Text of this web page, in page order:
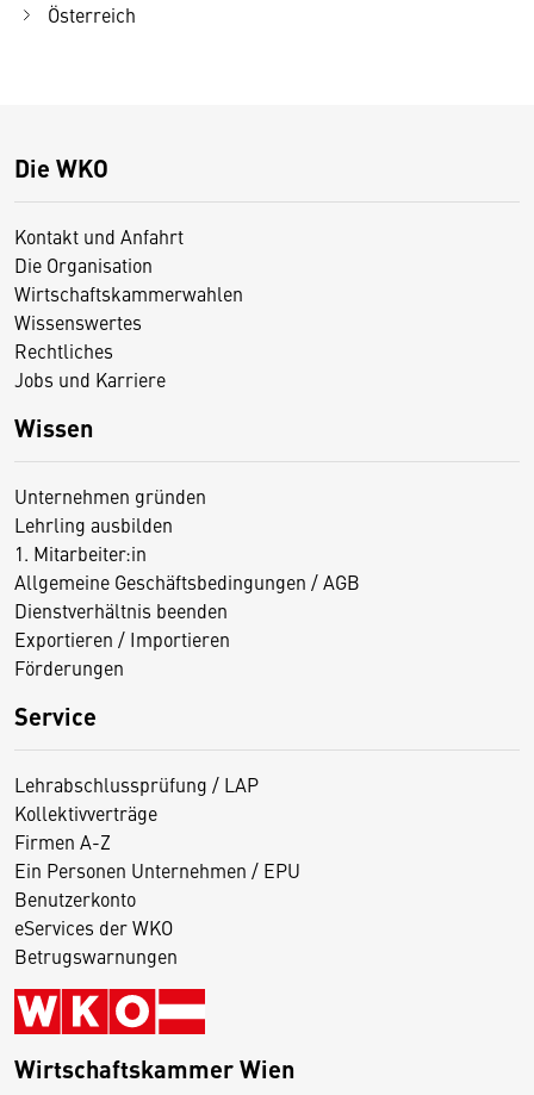
Österreich
Die WKO
Kontakt und Anfahrt
Die Organisation
Wirtschaftskammerwahlen
Wissenswertes
Rechtliches
Jobs und Karriere
Wissen
Unternehmen gründen
Lehrling ausbilden
1. Mitarbeiter:in
Allgemeine Geschäftsbedingungen / AGB
Dienstverhältnis beenden
Exportieren / Importieren
Förderungen
Service
Lehrabschlussprüfung / LAP
Kollektivverträge
Firmen A-Z
Ein Personen Unternehmen / EPU
Benutzerkonto
eServices der WKO
Betrugswarnungen
Wirtschaftskammer Wien